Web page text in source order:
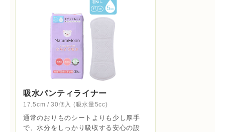
吸水パンティライナー
17.5cm / 30個入 (吸水量5cc)
通常のおりものシートよりも少し厚手
で、水分をしっかり吸収する安心の設